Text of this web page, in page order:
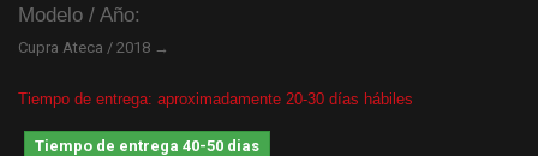
Modelo / Año:
Cupra Ateca / 2018 →
Tiempo de entrega: aproximadamente 20-30 días hábiles
Tiempo de entrega 40-50 dias